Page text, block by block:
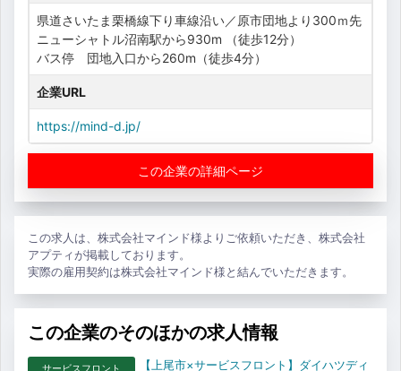
県道さいたま栗橋線下り車線沿い／原市団地より300ｍ先
ニューシャトル沼南駅から930m （徒歩12分）
バス停 団地入口から260m（徒歩4分）
企業URL
https://mind-d.jp/
この企業の詳細ページ
この求人は、株式会社マインド様よりご依頼いただき、株式会社
アプティが掲載しております。
実際の雇用契約は株式会社マインド様と結んでいただきます。
この企業のそのほかの求人情報
サービスフロント
【上尾市×サービスフロント】ダイハツディ